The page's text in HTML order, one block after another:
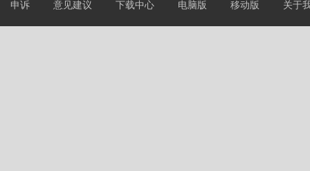
申诉 意见建议 下载中心 电脑版 移动版 关于